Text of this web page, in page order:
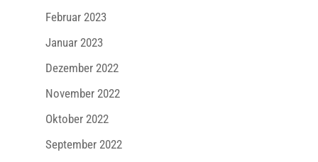
Februar 2023
Januar 2023
Dezember 2022
November 2022
Oktober 2022
September 2022